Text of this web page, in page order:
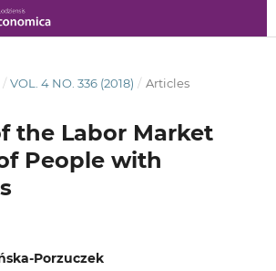
/ VOL. 4 NO. 336 (2018) / Articles
the Labor Market
People with